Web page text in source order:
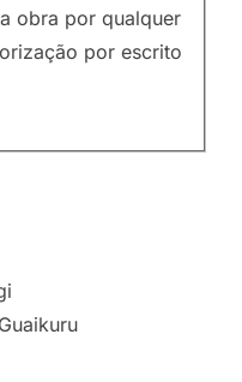
obra por qualquer
por escrito
Guaikuru